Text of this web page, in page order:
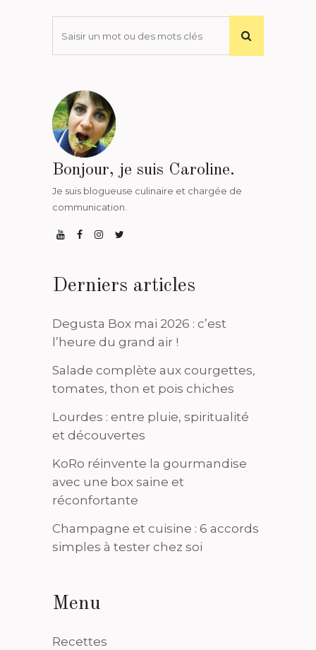
Bonjour, je suis Caroline.
Je suis blogueuse culinaire et chargée de
communication.
Derniers articles
Degusta Box mai 2026 : c’est
l’heure du grand air !
Salade complète aux courgettes,
tomates, thon et pois chiches
Lourdes : entre pluie, spiritualité
et découvertes
KoRo réinvente la gourmandise
avec une box saine et
réconfortante
Champagne et cuisine : 6 accords
simples à tester chez soi
Menu
Recettes